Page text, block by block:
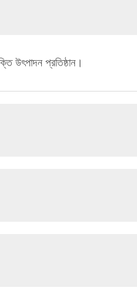
উৎপাদন প্রতিষ্ঠান।